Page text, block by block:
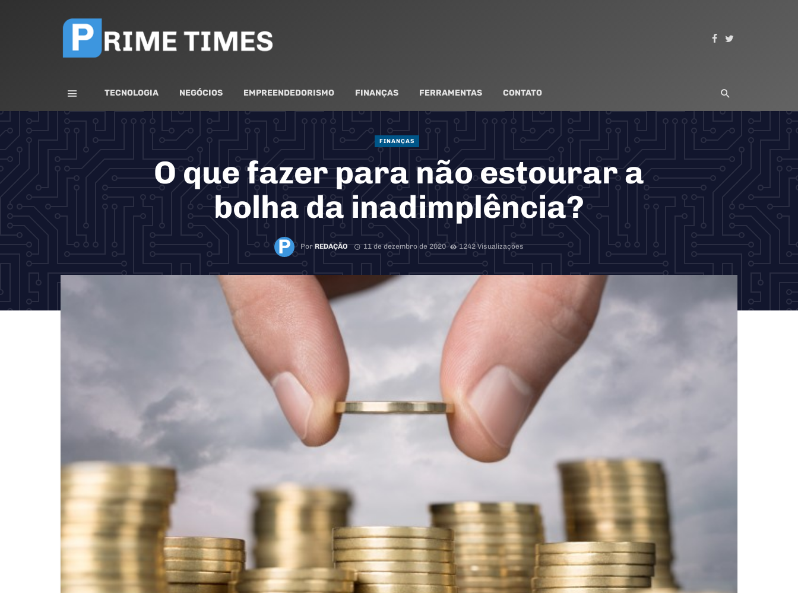
TECNOLOGIA NEGÓCIOS EMPREENDEDORISMO FINANÇAS FERRAMENTAS CONTATO
FINANÇAS
O que fazer para não estourar a
bolha da inadimplência?
Por REDAÇÃO 11 de dezembro de 2020 1242 Visualizações